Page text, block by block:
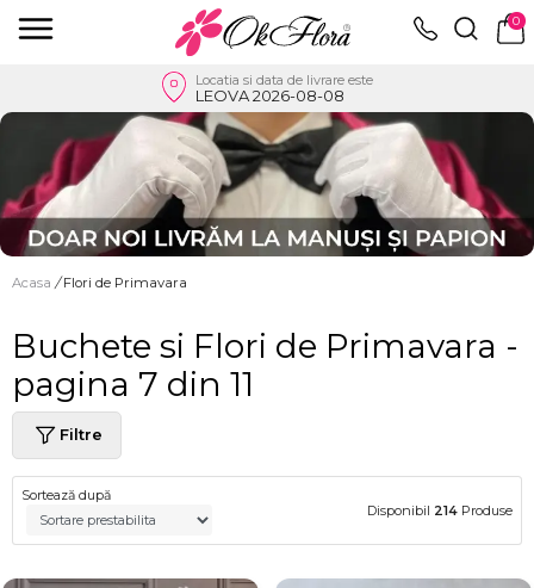
0
Locatia si data de livrare este
LEOVA 2026-08-08
Acasa / Flori de Primavara
Buchete si Flori de Primavara -
pagina 7 din 11
Filtre
Sortează după
Disponibil 214 Produse